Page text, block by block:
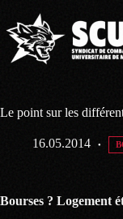
contenu
Le point sur les
16.05.2014
Bourses ? Logement